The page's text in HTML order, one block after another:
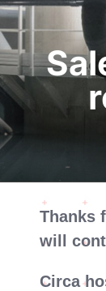
Thanks
will
Circa